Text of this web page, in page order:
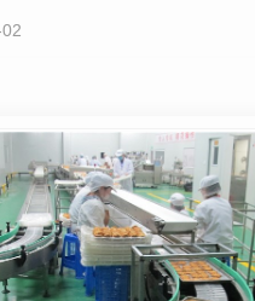
烹饪传统和丰富多样的食材资